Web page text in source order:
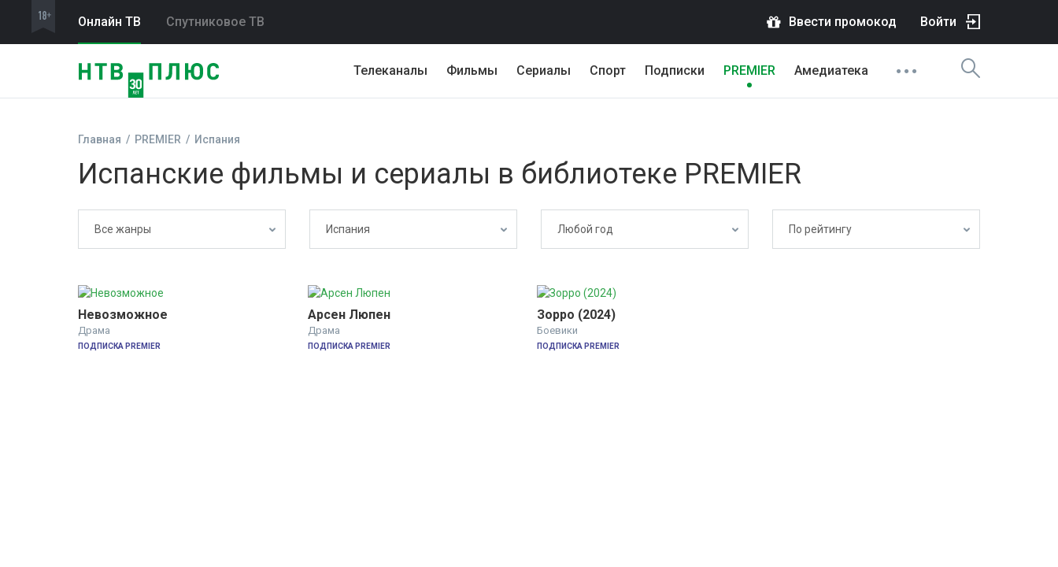
Онлайн ТВ Спутниковое ТВ Ввести промокод Войти
Телеканалы Фильмы Сериалы Спорт Подписки PREMIER Амедиатека
Главная PREMIER Испания
Испанские фильмы и сериалы в библиотеке PREMIER
Все жанры Испания Любой год По рейтингу
Невозможное
Драма
ПОДПИСКА PREMIER
Арсен Люпен
Драма
ПОДПИСКА PREMIER
Зорро (2024)
Боевики
ПОДПИСКА PREMIER